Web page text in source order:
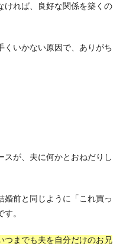
ければ、良好な関係を築くの
くいかない原因で、ありがち
スが、夫に何かとおねだりし
婚前と同じように「これ買っ
。
つまでも夫を自分だけのお兄